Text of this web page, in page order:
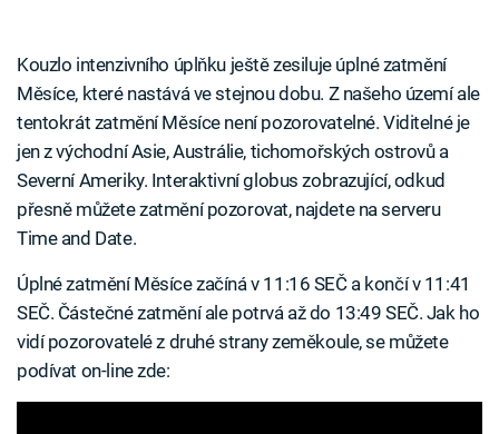
Kouzlo intenzivního úplňku ještě zesiluje úplné zatmění
Měsíce, které nastává ve stejnou dobu. Z našeho území ale
tentokrát zatmění Měsíce není pozorovatelné. Viditelné je
jen z východní Asie, Austrálie, tichomořských ostrovů a
Severní Ameriky. Interaktivní globus zobrazující, odkud
přesně můžete zatmění pozorovat, najdete na serveru
Time and Date.
Úplné zatmění Měsíce začíná v 11:16 SEČ a končí v 11:41
SEČ. Částečné zatmění ale potrvá až do 13:49 SEČ. Jak ho
vidí pozorovatelé z druhé strany zeměkoule, se můžete
podívat on-line zde: